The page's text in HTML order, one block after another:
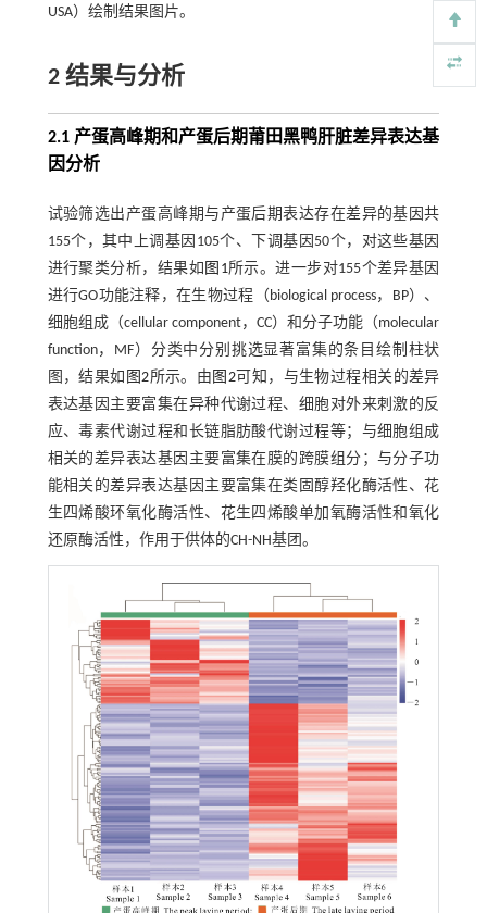
USA）绘制结果图片。
2 结果与分析
2.1 产蛋高峰期和产蛋后期莆田黑鸭肝脏差异表达基
因分析
试验筛选出产蛋高峰期与产蛋后期表达存在差异的基因共
155个，其中上调基因105个、下调基因50个，对这些基因
进行聚类分析，结果如 图1所示。进一步对155个差异基因
进行GO功能注释，在生物过程（biological process，BP）、
细胞组成（cellular component，CC）和分子功能（molecular
function，MF）分类中分别挑选显著富集的条目绘制柱状
图，结果如 图2所示。由 图2可知，与生物过程相关的差异
表达基因主要富集在异种代谢过程、细胞对外来刺激的反
应、毒素代谢过程和长链脂肪酸代谢过程等；与细胞组成
相关的差异表达基因主要富集在膜的跨膜组分；与分子功
能相关的差异表达基因主要富集在类固醇羟化酶活性、花
生四烯酸环氧化酶活性、花生四烯酸单加氧酶活性和氧化
还原酶活性，作用于供体的CH-NH基团。